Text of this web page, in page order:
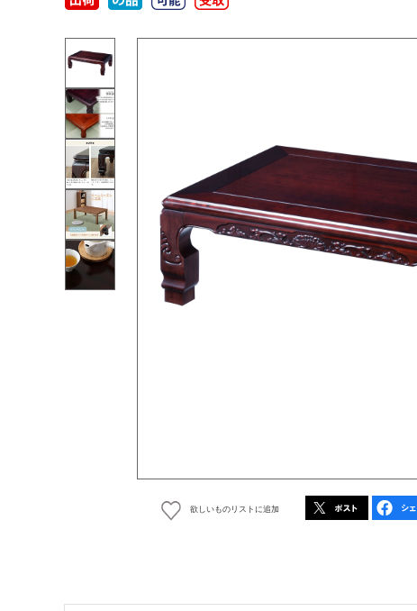
欲しいものリストに追加